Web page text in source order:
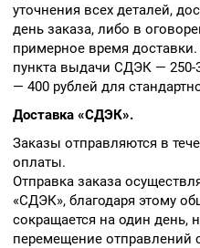
уточнения всех деталей,
день заказа, либо в
примерное время
пункта выдачи СДЭК — 250-
— 400 рублей для
Доставка «СДЭК».
Заказы отправляются в
оплаты.
Отправка заказа
«СДЭК», благодаря этому
сокращается на один день,
перемещение отправлений